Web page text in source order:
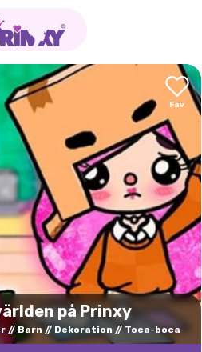
på Prinxy
Barn Dekoration Toca-boca